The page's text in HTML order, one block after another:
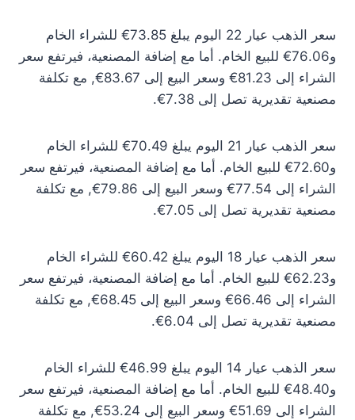
سعر الذهب عيار 22 اليوم يبلغ 73.85€ للشراء الخام
و76.06€ للبيع الخام. أما مع إضافة المصنعية، فيرتفع سعر
الشراء إلى 81.23€ وسعر البيع إلى 83.67€, مع تكلفة
مصنعية تقديرية تصل إلى 7.38€.
سعر الذهب عيار 21 اليوم يبلغ 70.49€ للشراء الخام
و72.60€ للبيع الخام. أما مع إضافة المصنعية، فيرتفع سعر
الشراء إلى 77.54€ وسعر البيع إلى 79.86€, مع تكلفة
مصنعية تقديرية تصل إلى 7.05€.
سعر الذهب عيار 18 اليوم يبلغ 60.42€ للشراء الخام
و62.23€ للبيع الخام. أما مع إضافة المصنعية، فيرتفع سعر
الشراء إلى 66.46€ وسعر البيع إلى 68.45€, مع تكلفة
مصنعية تقديرية تصل إلى 6.04€.
سعر الذهب عيار 14 اليوم يبلغ 46.99€ للشراء الخام
و48.40€ للبيع الخام. أما مع إضافة المصنعية، فيرتفع سعر
الشراء إلى 51.69€ وسعر البيع إلى 53.24€, مع تكلفة